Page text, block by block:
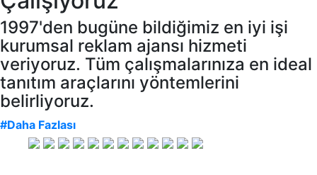
1997'den bugüne bildiğimiz en iyi işi
kurumsal reklam ajansı hizmeti
veriyoruz. Tüm çalışmalarınıza en ideal
tanıtım araçlarını yöntemlerini
belirliyoruz.
#Daha Fazlası